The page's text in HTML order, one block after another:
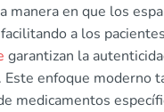
en que los
a los
garantizan la
enfoque moderno
medicamentos